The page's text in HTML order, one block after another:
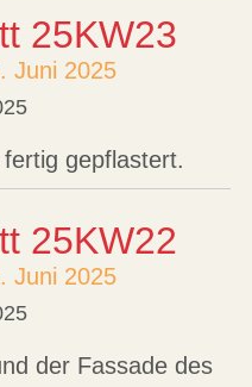
25KW23
Juni 2025
gepflastert.
25KW22
Juni 2025
der Fassade des